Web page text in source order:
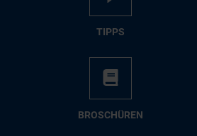
TIPPS
BRO­SCHÜ­REN